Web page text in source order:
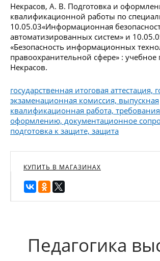
Некрасов, А. В. Подготовка и
квалификационной работы по
10.05.03«Информационная
автоматизированных систем» и
«Безопасность информационных
правоохранительной сфере» : учебное
Некрасов.
государственная итоговая аттестация,
экзаменационная комиссия, выпускная
квалификационная работа,
оформлению, документационное
подготовка к защите, защита
КУПИТЬ В МАГАЗИНАХ
Педагогика